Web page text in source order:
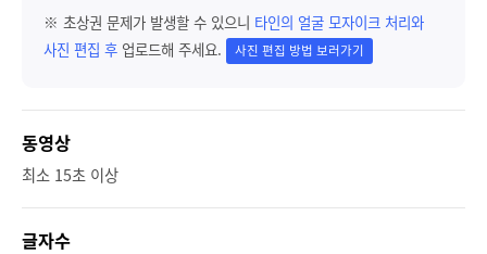
※ 초상권 문제가 발생할 수 있으니 타인의 얼굴 모자이크 처리와
사진 편집 후 업로드해 주세요. 사진 편집 방법 보러가기
동영상
최소 15초 이상
글자수